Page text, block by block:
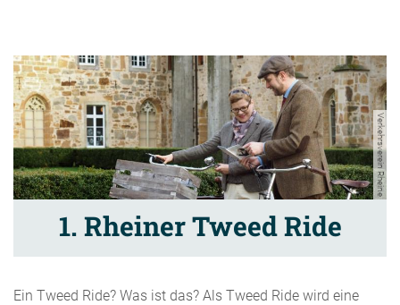
Verkehrsverein Rheine
1. Rheiner Tweed Ride
Ein Tweed Ride? Was ist das? Als Tweed Ride wird eine